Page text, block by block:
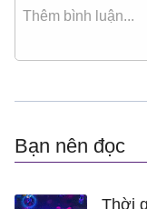
Bạn nên đọc
Thời